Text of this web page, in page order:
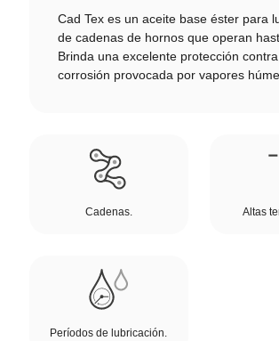
Cad Tex es un aceite base éster para
de cadenas de hornos que operan
Brinda una excelente protección
corrosión provocada por vapores
Cadenas. Altas
Períodos de lubricación.